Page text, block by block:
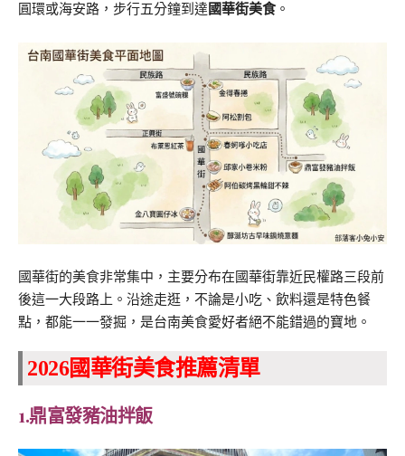
圓環或海安路，步行五分鐘到達 國華街美食 。
國華街的美食非常集中，主要分布在國華街靠近民權路三段前
後這一大段路上。沿途走逛，不論是小吃、飲料還是特色餐
點，都能一一發掘，是台南美食愛好者絕不能錯過的寶地。
2026國華街美食推薦清單
1.鼎富發豬油拌飯